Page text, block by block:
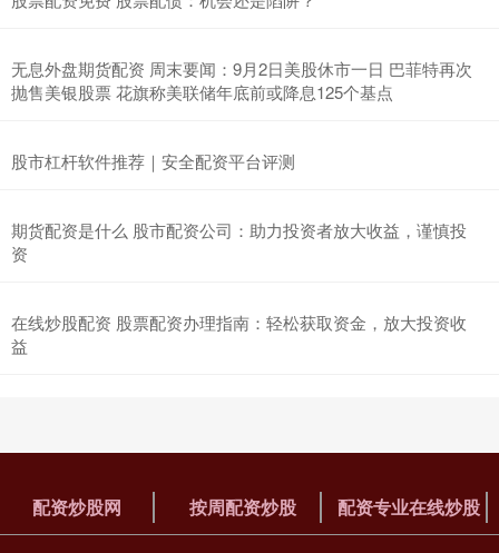
无息外盘期货配资 周末要闻：9月2日美股休市一日 巴菲特再次
抛售美银股票 花旗称美联储年底前或降息125个基点
股市杠杆软件推荐｜安全配资平台评测
期货配资是什么 股市配资公司：助力投资者放大收益，谨慎投
资
在线炒股配资 股票配资办理指南：轻松获取资金，放大投资收
益
配资炒股网 按周配资炒股 配资专业在线炒股